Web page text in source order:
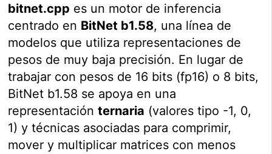
bitnet.cpp es un motor de inferencia
centrado en BitNet b1.58, una línea de
modelos que utiliza representaciones de
pesos de muy baja precisión. En lugar de
trabajar con pesos de 16 bits (fp16) o 8 bits,
BitNet b1.58 se apoya en una
representaciónternaria (valores tipo -1, 0,
1) y técnicas asociadas para comprimir,
mover y multiplicar matrices con menos